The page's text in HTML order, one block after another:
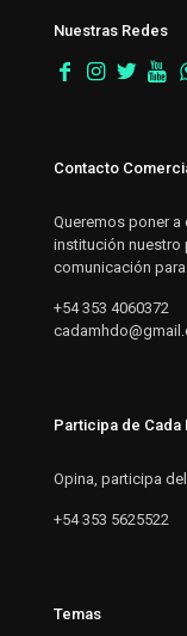
Nuestras Redes
Contacto
Queremos poner
institución nuestro
comunicación
+54 353 4060372
Participa de Cada
Opina, participa
+54 353 5625522
Temas